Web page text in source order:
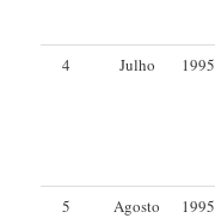
4
Julho 1995
5
Agosto 1995